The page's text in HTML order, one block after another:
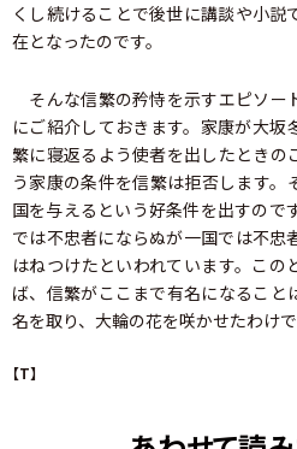
くし続けることで後世に講談や小
在となったのです。
そんな信繁の矜恃を示すエピソー
にご紹介しておきます。家康が大坂
繁に寝返るよう使者を出したときの
う家康の条件を信繁は拒否します
国を与えるという好条件を出すので
では不忠者にならぬが一国では不忠
はねつけたといわれています。こ
ば、信繁がここまで有名になること
名を取り、大輪の花を咲かせたわけで
【T】